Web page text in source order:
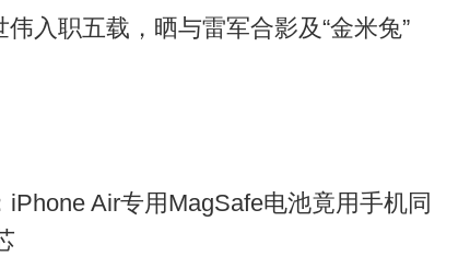
之一。作为备受期待的次世代游戏技术，骁龙XR奇幻之旅
平台的PICO 4 Ultra MR一体机，体验融合奇幻与刺激的
浸式冒险体验。
带来了前所未有的游戏体验。
亮点。超过10款搭载骁龙X系列平台的AI PC在现场展出，
入职五载，晒与雷军合影及“金米兔”
iPhone Air专用MagSafe电池竟用手机同